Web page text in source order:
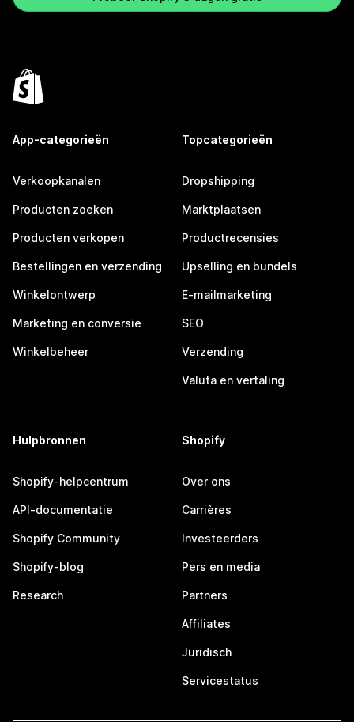
App-categorieën
Verkoopkanalen
Producten zoeken
Producten verkopen
Bestellingen en verzending
Winkelontwerp
Marketing en conversie
Winkelbeheer
Topcategorieën
Dropshipping
Marktplaatsen
Productrecensies
Upselling en bundels
E-mailmarketing
SEO
Verzending
Valuta en vertaling
Hulpbronnen
Shopify-helpcentrum
API-documentatie
Shopify Community
Shopify-blog
Research
Shopify
Over ons
Carrières
Investeerders
Pers en media
Partners
Affiliates
Juridisch
Servicestatus